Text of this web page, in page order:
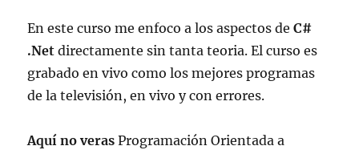
En este curso me enfoco a los aspectos de C#
.Net directamente sin tanta teoria. El curso es
grabado en vivo como los mejores programas
de la televisión, en vivo y con errores.
Aquí no veras Programación Orientada a